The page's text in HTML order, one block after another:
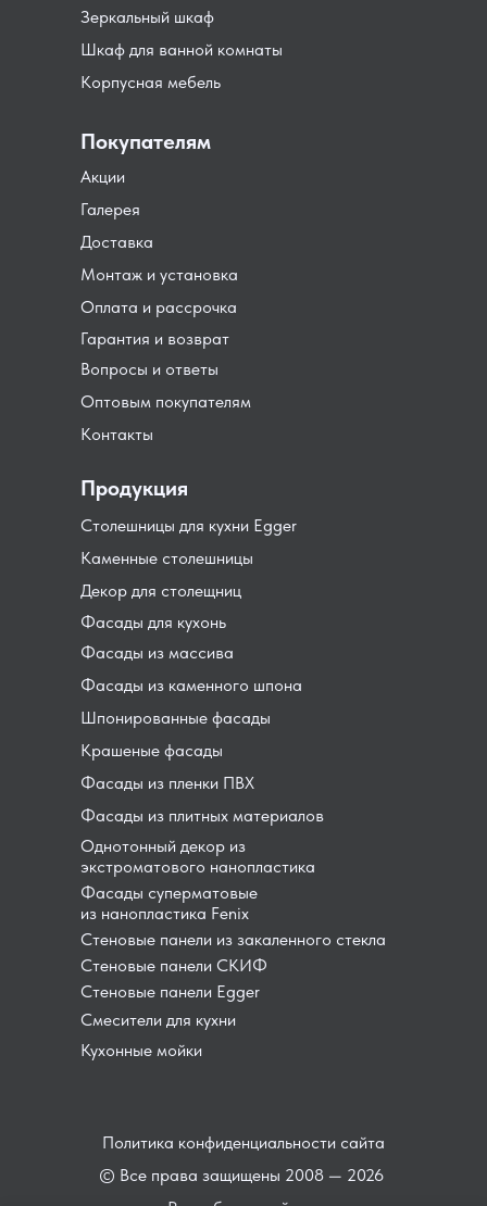
© Все права защищены 2008 — 2026
Политика конфиденциальности сайта
Стеновые панели из закаленного стекла
Гарантия и возврат
Монтаж и установка
Доставка
Оплата и рассрочка
Оптовым покупателям
Контакты
Вопросы и ответы
Фасады для кухонь
Каменные столешницы
Столешницы для кухни Egger
Декор для столещниц
Шпонированные фасады
Фасады из массива
Фасады из каменного шпона
Крашеные фасады
Фасады из пленки ПВХ
Фасады из плитных материалов
Однотонный декор из
экстроматового нанопластика
Фасады суперматовые
из нанопластика Fenix
Стеновые панели СКИФ
Стеновые панели Egger
Кухонные мойки
Шкаф для ванной комнаты
Зеркальный шкаф
Корпусная мебель
Акции
Галерея
Покупателям
Продукция
Смесители для кухни